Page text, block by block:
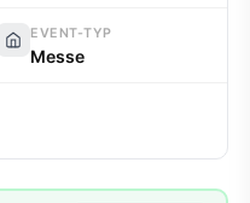
EVENT-TYP
Messe